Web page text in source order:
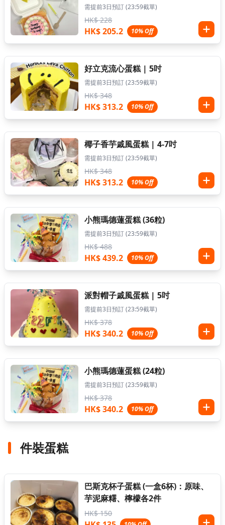
需提前3日預訂 (23:59截單)
HK$ 228
HK$ 205.2 10% Off
好立克流心蛋糕 | 5吋
需提前3日預訂 (23:59截單)
HK$ 348
HK$ 313.2 10% Off
椰子香芋戚風蛋糕 | 4-7吋
需提前3日預訂 (23:59截單)
HK$ 348
HK$ 313.2 10% Off
小熊瑪德蓮蛋糕 (36粒)
需提前3日預訂 (23:59截單)
HK$ 488
HK$ 439.2 10% Off
派對帽子戚風蛋糕 | 5吋
需提前3日預訂 (23:59截單)
HK$ 378
HK$ 340.2 10% Off
小熊瑪德蓮蛋糕 (24粒)
需提前3日預訂 (23:59截單)
HK$ 378
HK$ 340.2 10% Off
件裝蛋糕
巴斯克杯子蛋糕 (一盒6杯)：原味、
芋泥麻糬、檸檬各2件
HK$ 150